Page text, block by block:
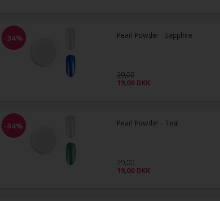
-34% Pearl Powder - Sapphire
29,00
19,00 DKK
-34% Pearl Powder - Teal
29,00
19,00 DKK